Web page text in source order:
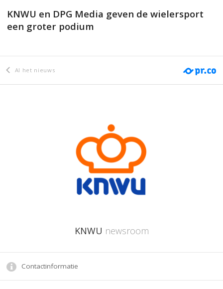
KNWU en DPG Media geven de wielersport
een groter podium
Al het nieuws
KNWU newsroom
Contactinformatie